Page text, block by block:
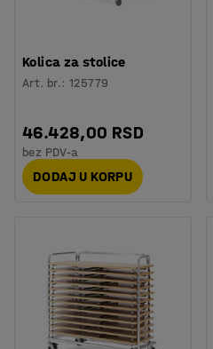
Kolica za stolice
Art. br.:125779
46.428,00 RSD
bez PDV-a
DODAJ U KORPU